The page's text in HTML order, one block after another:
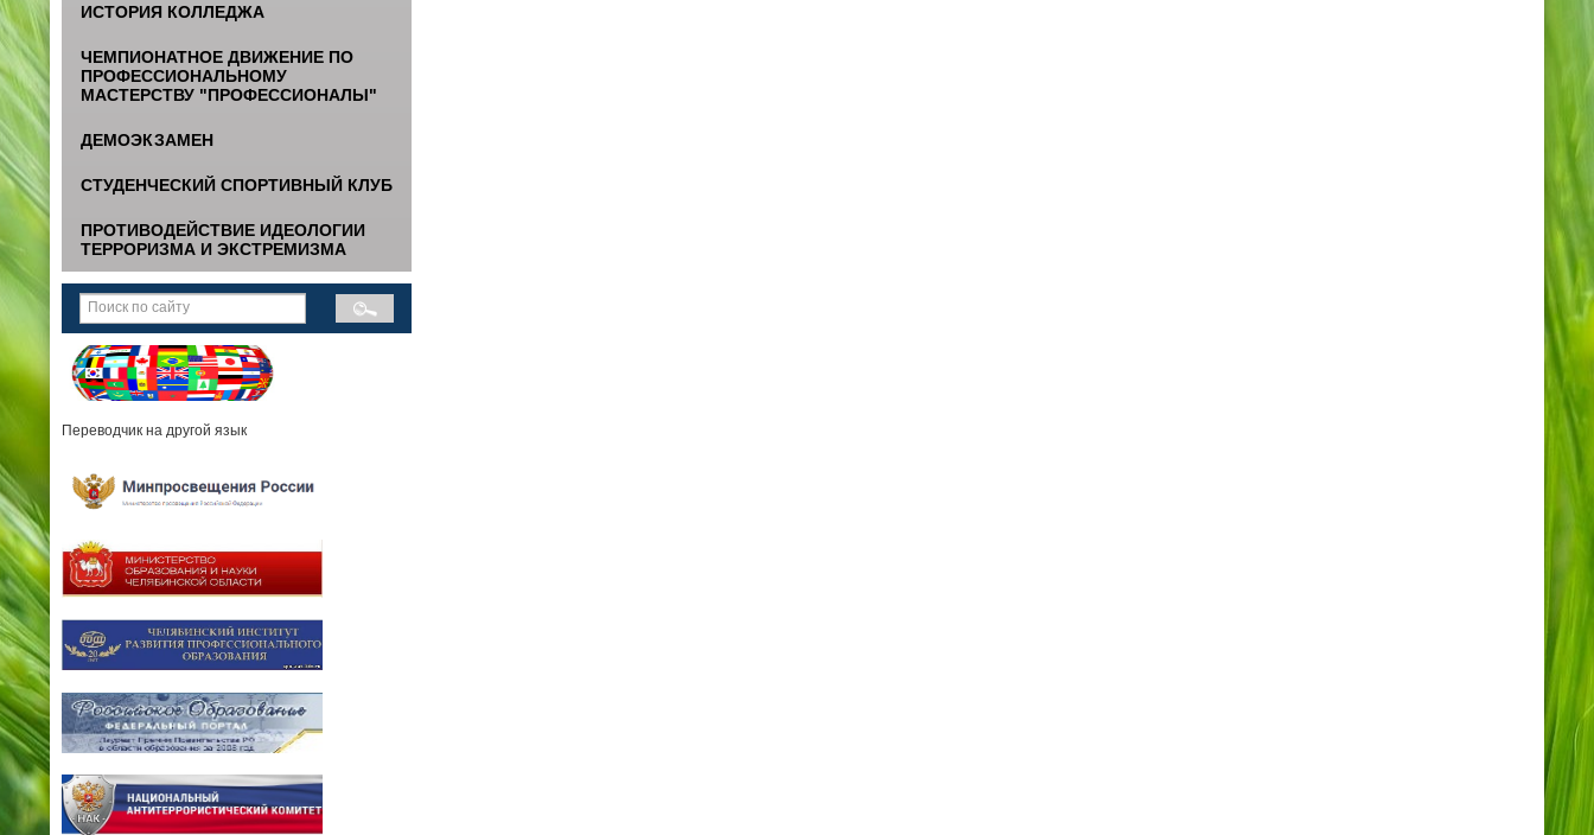
ИСТОРИЯ КОЛЛЕДЖА
ЧЕМПИОНАТНОЕ ДВИЖЕНИЕ ПО
ПРОФЕССИОНАЛЬНОМУ
МАСТЕРСТВУ "ПРОФЕССИОНАЛЫ"
ДЕМОЭКЗАМЕН
СТУДЕНЧЕСКИЙ СПОРТИВНЫЙ КЛУБ
ПРОТИВОДЕЙСТВИЕ ИДЕОЛОГИИ
ТЕРРОРИЗМА И ЭКСТРЕМИЗМА
Переводчик на другой язык